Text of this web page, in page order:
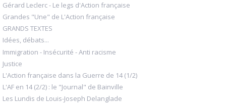
Gérard Leclerc - Le legs d'Action française
Grandes "Une" de L'Action française
GRANDS TEXTES
Idées, débats...
Immigration - Insécurité - Anti racisme
Justice
L'Action française dans la Guerre de 14 (1/2)
L'AF en 14 (2/2) : le "Journal" de Bainville
Les Lundis de Louis-Joseph Delanglade